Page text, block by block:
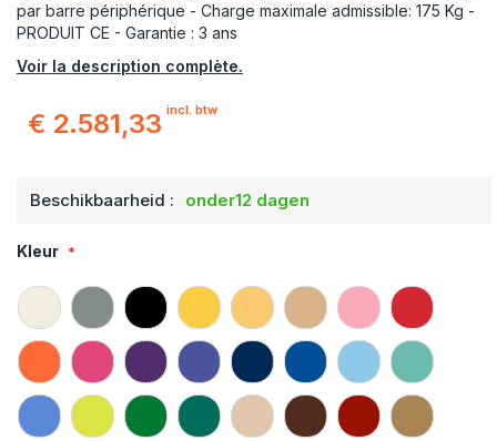
par barre périphérique - Charge maximale admissible: 175 Kg -
PRODUIT CE - Garantie : 3 ans
Voir la description complète.
€ 2.581,33 incl. btw
Beschikbaarheid : onder12 dagen
Kleur